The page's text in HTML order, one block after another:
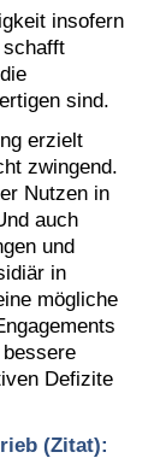
insofern
sind.
erzielt
zwingend.
Nutzen in
auch
und
in
mögliche
Defizite
(Zitat):